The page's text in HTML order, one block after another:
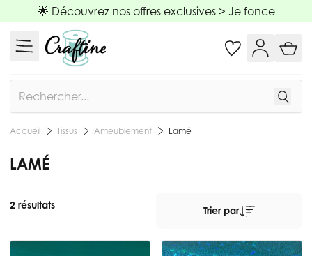
Allez au contenu
🌟 Découvrez nos offres exclusives > Je fonce
Accueil Tissus Ameublement Lamé
LAMÉ
2 résultats Trier par